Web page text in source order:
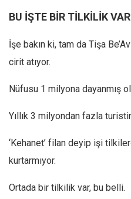
BU İŞTE BİR TİLKİLİK VAR
İşe bakın ki, tam da Tişa
cirit atıyor.
Nüfusu 1 milyona dayanmış
Yıllık 3 milyondan fazla
‘Kehanet’ filan deyip işi
kurtarmıyor.
Ortada bir tilkilik var, bu belli.